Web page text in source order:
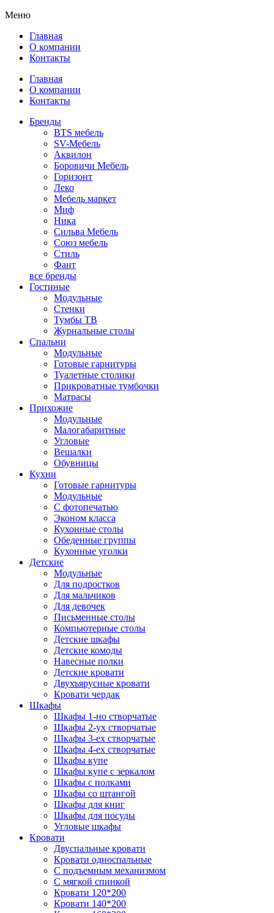
Меню
Главная
О компании
Контакты
Главная
О компании
Контакты
Бренды
BTS мебель
SV-Мебель
Аквилон
Боровичи Мебель
Горизонт
Леко
Мебель маркет
Миф
Ника
Сильва Мебель
Союз мебель
Стиль
Фант
все бренды
Гостиные
Модульные
Стенки
Тумбы ТВ
Журнальные столы
Спальни
Модульные
Готовые гарнитуры
Туалетные столики
Прикроватные тумбочки
Матрасы
Прихожие
Модульные
Малогабаритные
Угловые
Вешалки
Обувницы
Кухни
Готовые гарнитуры
Модульные
С фотопечатью
Эконом класса
Кухонные столы
Обеденные группы
Кухонные уголки
Детские
Модульные
Для подростков
Для мальчиков
Для девочек
Письменные столы
Компьютерные столы
Детские шкафы
Детские комоды
Навесные полки
Детские кровати
Двухъярусные кровати
Кровати чердак
Шкафы
Шкафы 1-но створчатые
Шкафы 2-ух створчатые
Шкафы 3-ех створчатые
Шкафы 4-ех створчатые
Шкафы купе
Шкафы купе с зеркалом
Шкафы с полками
Шкафы со штангой
Шкафы для книг
Шкафы для посуды
Угловые шкафы
Кровати
Двуспальные кровати
Кровати односпальные
С подъемным механизмом
С мягкой спинкой
Кровати 120*200
Кровати 140*200